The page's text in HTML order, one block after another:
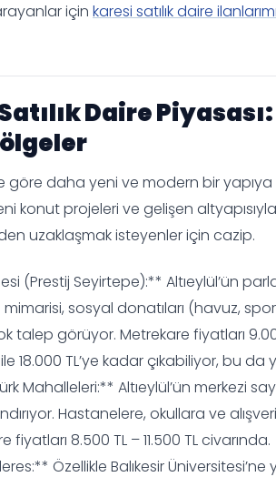
için karesi satılık daire
Daire
göre daha yeni ve modern bir
konut projeleri ve gelişen
uzaklaşmak isteyenler için cazip.
(Prestij Seyirtepe):** Altıeylül’ün
sosyal donatıları (havuz,
talep görüyor. Metrekare fiyatları
18.000 TL’ye kadar çıkabiliyor, bu da
Mahalleleri:** Altıeylül’ün merkezi
Hastanelere, okullara ve
fiyatları 8.500 TL – 11.500 TL civarında.
Özellikle Balıkesir